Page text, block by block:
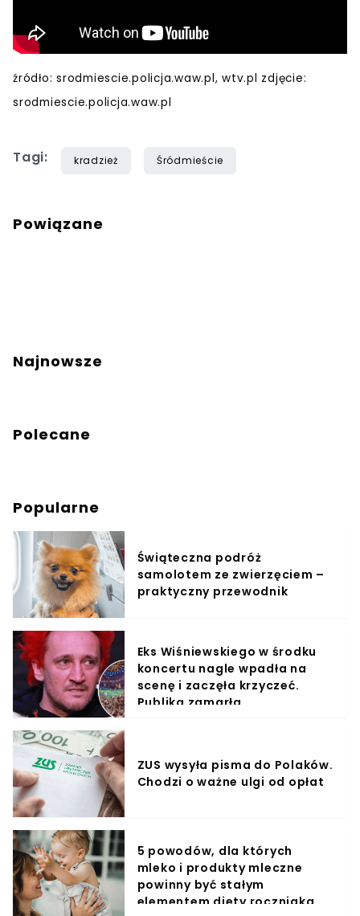
źródło: srodmiescie.policja.waw.pl, wtv.pl zdjęcie:
srodmiescie.policja.waw.pl
Tagi: kradzież Śródmieście
Powiązane
Najnowsze
Polecane
Popularne
Świąteczna podróż
samolotem ze zwierzęciem –
praktyczny przewodnik
Eks Wiśniewskiego w środku
koncertu nagle wpadła na
scenę i zaczęła krzyczeć.
Publika zamarła
ZUS wysyła pisma do Polaków.
Chodzi o ważne ulgi od opłat
5 powodów, dla których
mleko i produkty mleczne
powinny być stałym
elementem diety roczniaka